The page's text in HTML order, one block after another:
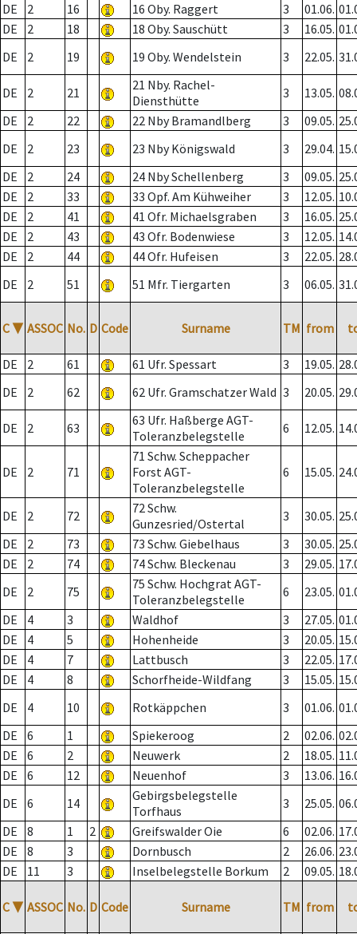
DE
2 16 16 Oby. Raggert 3 01.06.
DE
2 18 18 Oby. Sauschütt 3 16.05.
DE
2 19 19 Oby. Wendelstein 3 22.05.
DE 2 21
21 Nby. Rachel-
Diensthütte
3 13.05.
DE
2 22 22 Nby Bramandlberg 3 09.05.
DE
2 23 23 Nby Königswald 3 29.04.
DE
2 24 24 Nby Schellenberg 3 09.05.
DE
2 33 33 Opf. Am Kühweiher 3 12.05.
DE
2 41 41 Ofr. Michaelsgraben 3 16.05.
DE
2 43 43 Ofr. Bodenwiese 3 12.05.
DE
2 44 44 Ofr. Hufeisen 3 22.05.
DE
2 51 51 Mfr. Tiergarten 3 06.05.
C ▼ ASSOC No. D Code Surname TM from
DE 2 61 61 Ufr. Spessart 3 19.05.
DE
2 62 62 Ufr. Gramschatzer Wald 3 20.05.
DE 2 63
63 Ufr. Haßberge AGT-
Toleranzbelegstelle
6 12.05.
DE 2 71
71 Schw. Scheppacher
Forst AGT-
Toleranzbelegstelle
6 15.05.
DE 2 72
72 Schw.
Gunzesried/Ostertal
3 30.05.
DE
2 73 73 Schw. Giebelhaus 3 30.05.
DE
2 74 74 Schw. Bleckenau 3 29.05.
DE
2 75
75 Schw. Hochgrat AGT-
Toleranzbelegstelle
6 23.05.
DE
4 3 Waldhof 3 27.05.
DE
4 5 Hohenheide 3 20.05.
DE
4 7 Lattbusch 3 22.05.
DE
4 8 Schorfheide-Wildfang 3 15.05.
DE
4 10 Rotkäppchen 3 01.06.
DE
6 1 Spiekeroog 2 02.06.
DE
6 2 Neuwerk 2 18.05.
DE
6 12 Neuenhof 3 13.06.
DE
6 14
Gebirgsbelegstelle
Torfhaus
3 25.05.
DE
8 1 2 Greifswalder Oie 6 02.06.
DE
8 3 Dornbusch 2 26.06.
DE
11 3 Inselbelegstelle Borkum 2 09.05.
C ▼ ASSOC No. D Code Surname TM from